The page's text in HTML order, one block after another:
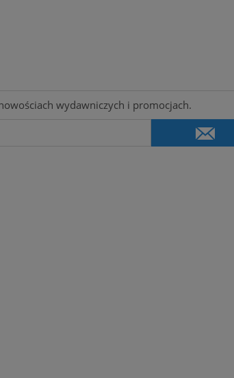
wydawniczych i promocjach.
After Kartel - Contra